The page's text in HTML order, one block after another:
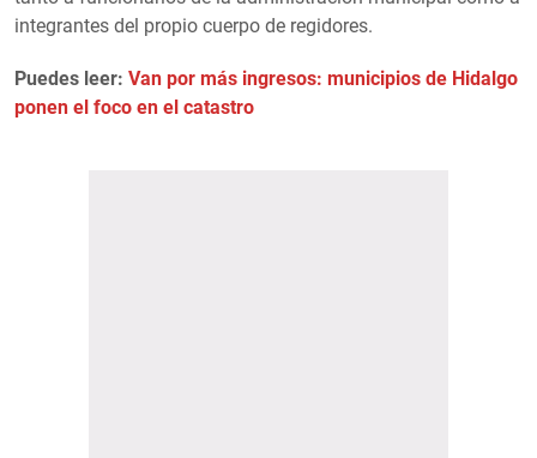
integrantes del propio cuerpo de regidores.
Puedes leer: Van por más ingresos: municipios de Hidalgo
ponen el foco en el catastro